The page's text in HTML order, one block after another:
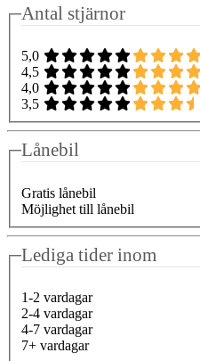
Antal stjärnor
5,0
4,5
4,0
3,5
Lånebil
Gratis lånebil
Möjlighet till lånebil
Lediga tider inom
1-2 vardagar
2-4 vardagar
4-7 vardagar
7+ vardagar